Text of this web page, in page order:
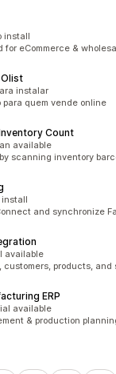
件
install
for eCommerce &
Olist
件 instalar
para quem vende online
Count
件available
scanning inventory
件
install
and synchronize
available
products, and
ERP
件available
& production